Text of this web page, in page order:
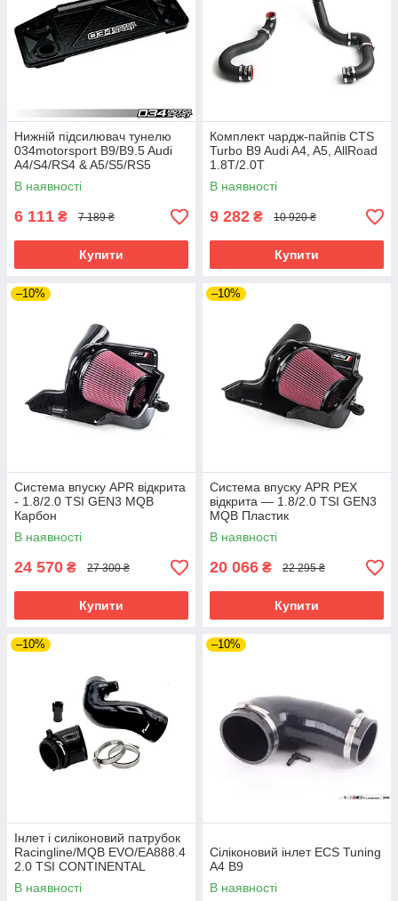
Нижній підсилювач тунелю
034motorsport B9/B9.5 Audi
A4/S4/RS4 & A5/S5/RS5
В наявності
6 111 ₴ 7 189 ₴
Купити
Комплект чардж-пайпів CTS
Turbo B9 Audi A4, A5, AllRoad
1.8T/2.0T
В наявності
9 282 ₴ 10 920 ₴
Купити
–10%
Система впуску APR відкрита
- 1.8/2.0 TSI GEN3 MQB
Карбон
В наявності
24 570 ₴ 27 300 ₴
Купити
–10%
Система впуску APR PEX
відкрита — 1.8/2.0 TSI GEN3
MQB Пластик
В наявності
20 066 ₴ 22 295 ₴
Купити
–10%
Інлет і силіконовий патрубок
Racingline/MQB EVO/EA888.4
2.0 TSI CONTINENTAL
Turbo/320PS
В наявності
–10%
Сіліконовий інлет ECS Tuning
A4 B9
В наявності